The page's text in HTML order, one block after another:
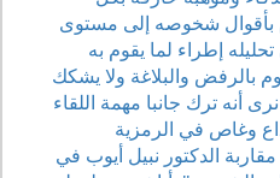
بأقوال شخوصه إلى مستوى
إطراء لما يقوم به
بالرفض والبلاغة ولا يشكك
أنه ترك جانبا مهمة اللقاء
وغاص في الرمزية
الدكتور نبيل أيوب في